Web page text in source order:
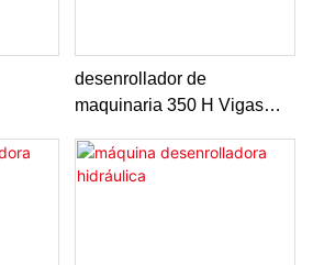
desenrollador de
maquinaria 350 H Vigas